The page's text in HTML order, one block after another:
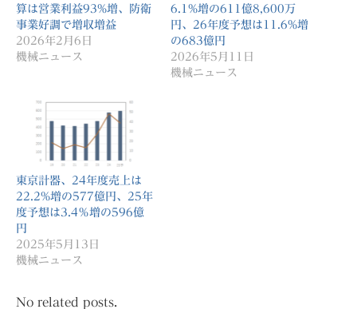
算は営業利益93%増、防衛
事業好調で増収増益
2026年2月6日
機械ニュース
6.1%増の611億8,600万
円、26年度予想は11.6%増
の683億円
2026年5月11日
機械ニュース
東京計器、24年度売上は
22.2%増の577億円、25年
度予想は3.4％増の596億
円
2025年5月13日
機械ニュース
No related posts.